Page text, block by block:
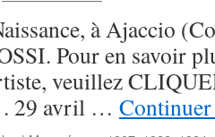
à Ajaccio
Pour en savoir
veuillez
29 avril …